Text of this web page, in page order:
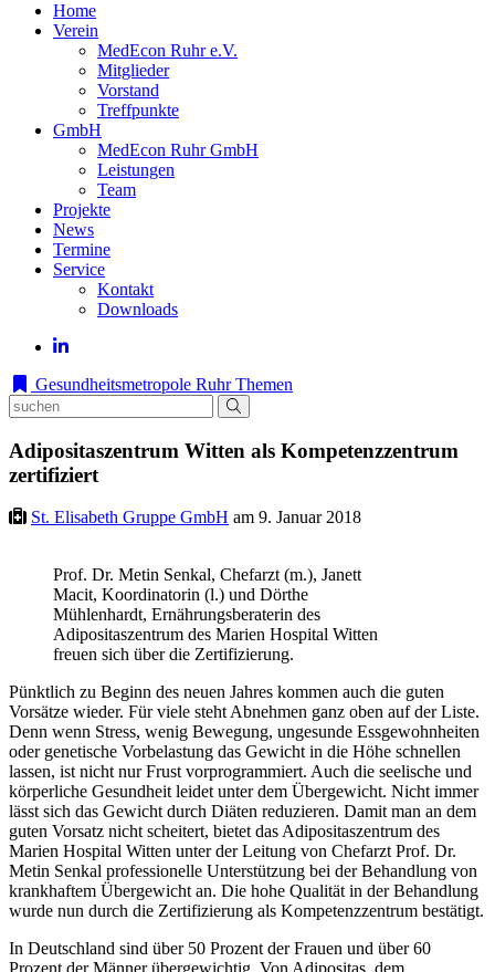
Home
Verein
MedEcon Ruhr e.V.
Mitglieder
Vorstand
Treffpunkte
GmbH
MedEcon Ruhr GmbH
Leistungen
Team
Projekte
News
Termine
Service
Kontakt
Downloads
Gesundheitsmetropole Ruhr Themen
Adipositaszentrum Witten als Kompetenzzentrum
zertifiziert
St. Elisabeth Gruppe GmbH am 9. Januar 2018
Prof. Dr. Metin Senkal, Chefarzt (m.), Janett
Macit, Koordinatorin (l.) und Dörthe
Mühlenhardt, Ernährungsberaterin des
Adipositaszentrum des Marien Hospital Witten
freuen sich über die Zertifizierung.
Pünktlich zu Beginn des neuen Jahres kommen auch die guten
Vorsätze wieder. Für viele steht Abnehmen ganz oben auf der Liste.
Denn wenn Stress, wenig Bewegung, ungesunde Essgewohnheiten
oder genetische Vorbelastung das Gewicht in die Höhe schnellen
lassen, ist nicht nur Frust vorprogrammiert. Auch die seelische und
körperliche Gesundheit leidet unter dem Übergewicht. Nicht immer
lässt sich das Gewicht durch Diäten reduzieren. Damit man an dem
guten Vorsatz nicht scheitert, bietet das Adipositaszentrum des
Marien Hospital Witten unter der Leitung von Chefarzt Prof. Dr.
Metin Senkal professionelle Unterstützung bei der Behandlung von
krankhaftem Übergewicht an. Die hohe Qualität in der Behandlung
wurde nun durch die Zertifizierung als Kompetenzzentrum bestätigt.
In Deutschland sind über 50 Prozent der Frauen und über 60